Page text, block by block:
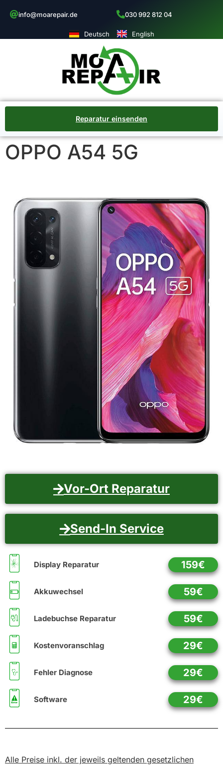
info@moarepair.de 030 992 812 04
Deutsch English
Reparatur einsenden
OPPO A54 5G
Vor-Ort Reparatur
Send-In Service
Display Reparatur 159€
Akkuwechsel 59€
Ladebuchse Reparatur 59€
Kostenvoranschlag 29€
Fehler Diagnose 29€
Software 29€
Alle Preise inkl. der jeweils geltenden gesetzlichen